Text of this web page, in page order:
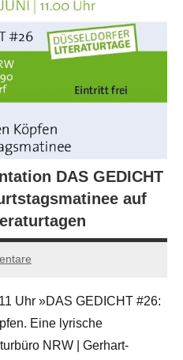
DAS GEDICHT
auf
Uhr »DAS GEDICHT #26:
Eine lyrische
NRW | Gerhart-